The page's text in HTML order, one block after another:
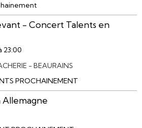
- Concert Talents en
23:00
- BEAURAINS
PROCHAINEMENT